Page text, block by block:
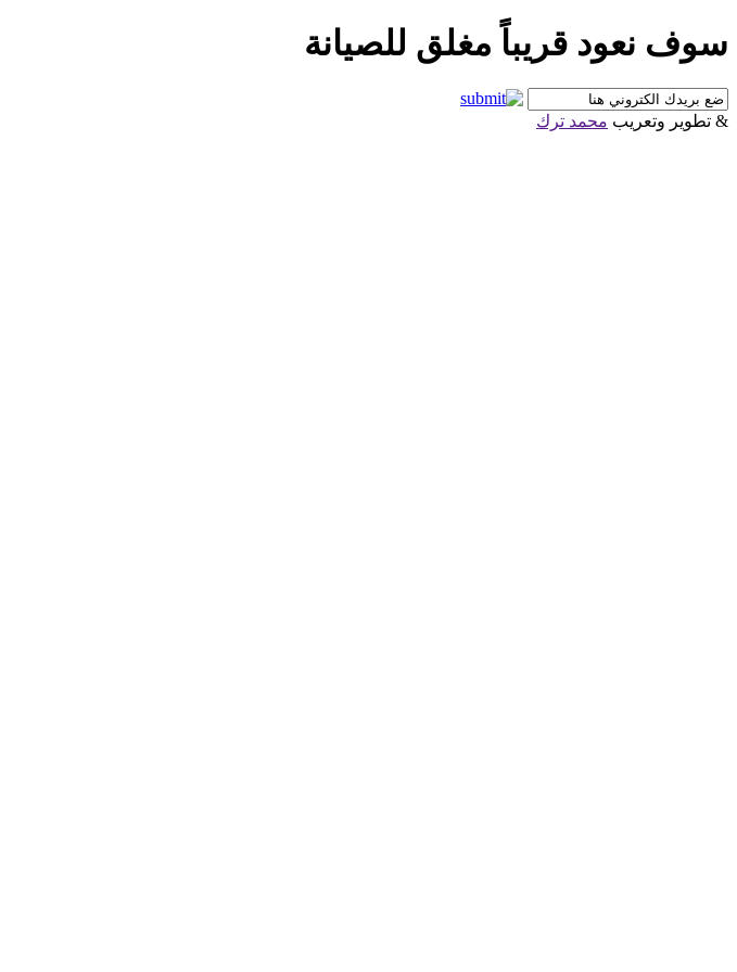
سوف نعود قريباً مغلق للصيانة
& تطوير وتعريب محمد ترك